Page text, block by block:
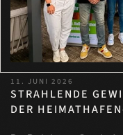
11. JUNI 2026
STRAHLENDE
DER